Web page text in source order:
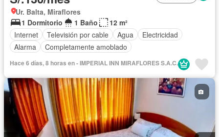
Ur. Balta, Miraflores
1 Dormitorio
1 Baño
12 m²
Internet
Televisión por cable Agua
Electricidad
Alarma
Completamente amoblado
Hace 6 días, 8 horas en - IMPERIAL INN MIRAFLORES S.A.C.